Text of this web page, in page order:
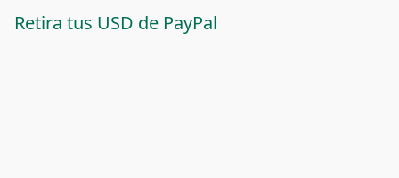
Retira tus USD de PayPal